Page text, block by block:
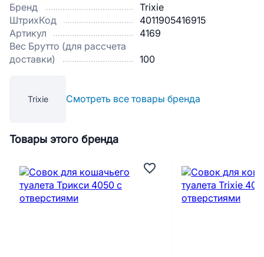
Бренд
Trixie
ШтрихКод
4011905416915
Артикул
4169
Вес Брутто (для рассчета
доставки)
100
Trixie Смотреть все товары бренда
Товары этого бренда